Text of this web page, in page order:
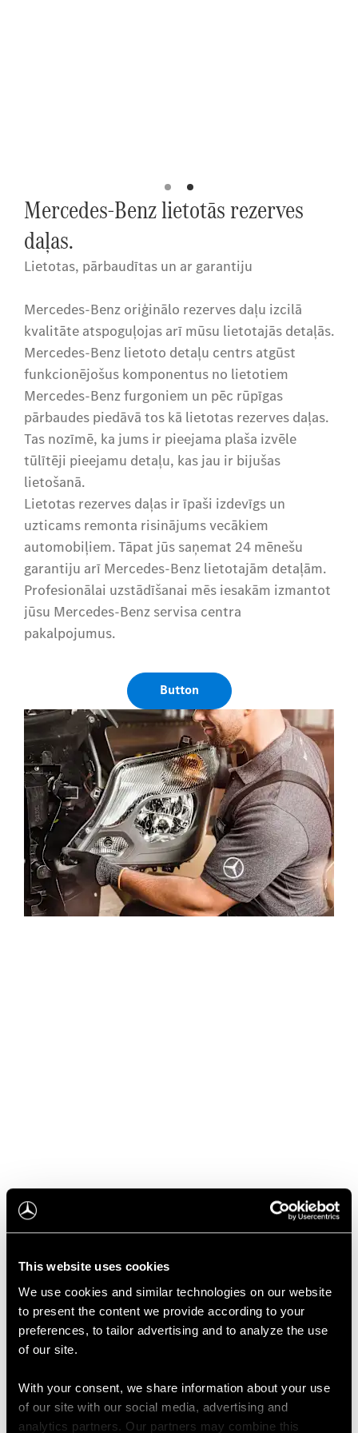
This website uses cookies
We use cookies and similar technologies on our website
to present the content we provide according to your
preferences, to tailor advertising and to analyze the use
of our site.
With your consent, we share information about your use
of our site with our social media, advertising and
analytics partners. Our partners may combine this
Mercedes-Benz lietotās rezerves
daļas.
Lietotas, pārbaudītas un ar garantiju
Mercedes-Benz oriģinālo rezerves daļu izcilā
kvalitāte atspoguļojas arī mūsu lietotajās detaļās.
Mercedes-Benz lietoto detaļu centrs atgūst
funkcionējošus komponentus no lietotiem
Mercedes-Benz furgoniem un pēc rūpīgas
pārbaudes piedāvā tos kā lietotas rezerves daļas.
Tas nozīmē, ka jums ir pieejama plaša izvēle
tūlītēji pieejamu detaļu, kas jau ir bijušas
lietošanā.
Lietotas rezerves daļas ir īpaši izdevīgs un
uzticams remonta risinājums vecākiem
automobiļiem. Tāpat jūs saņemat 24 mēnešu
garantiju arī Mercedes-Benz lietotajām detaļām.
Profesionālai uzstādīšanai mēs iesakām izmantot
jūsu Mercedes-Benz servisa centra
pakalpojumus.
Button
Citi veidi, kā attīstīt jūsu biznesu.
Vēl neesat atraduši meklēto?
Iespējams, jums palīdzēs kāda no
šīm tēmām.